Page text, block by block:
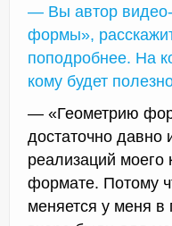
— Вы автор
формы»,
поподробнее. На
кому будет
— «Геометрию
достаточно давно
реализаций моего
формате. Потому
меняется у меня